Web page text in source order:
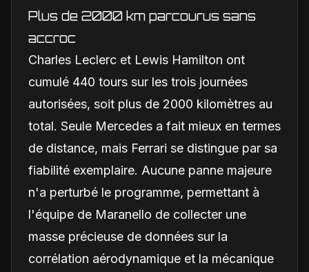
Plus de 2000 km parcourus sans
accroc
Charles Leclerc et Lewis Hamilton ont
cumulé 440 tours sur les trois journées
autorisées, soit plus de 2000 kilomètres au
total. Seule Mercedes a fait mieux en termes
de distance, mais Ferrari se distingue par sa
fiabilité exemplaire. Aucune panne majeure
n'a perturbé le programme, permettant à
l'équipe de Maranello de collecter une
masse précieuse de données sur la
corrélation aérodynamique et la mécanique